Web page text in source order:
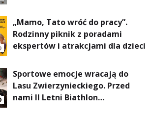
„Mamo, Tato wróć do pracy”.
Rodzinny piknik z poradami
ekspertów i atrakcjami dla dzieci
Sportowe emocje wracają do
Lasu Zwierzynieckiego. Przed
nami II Letni Biathlon